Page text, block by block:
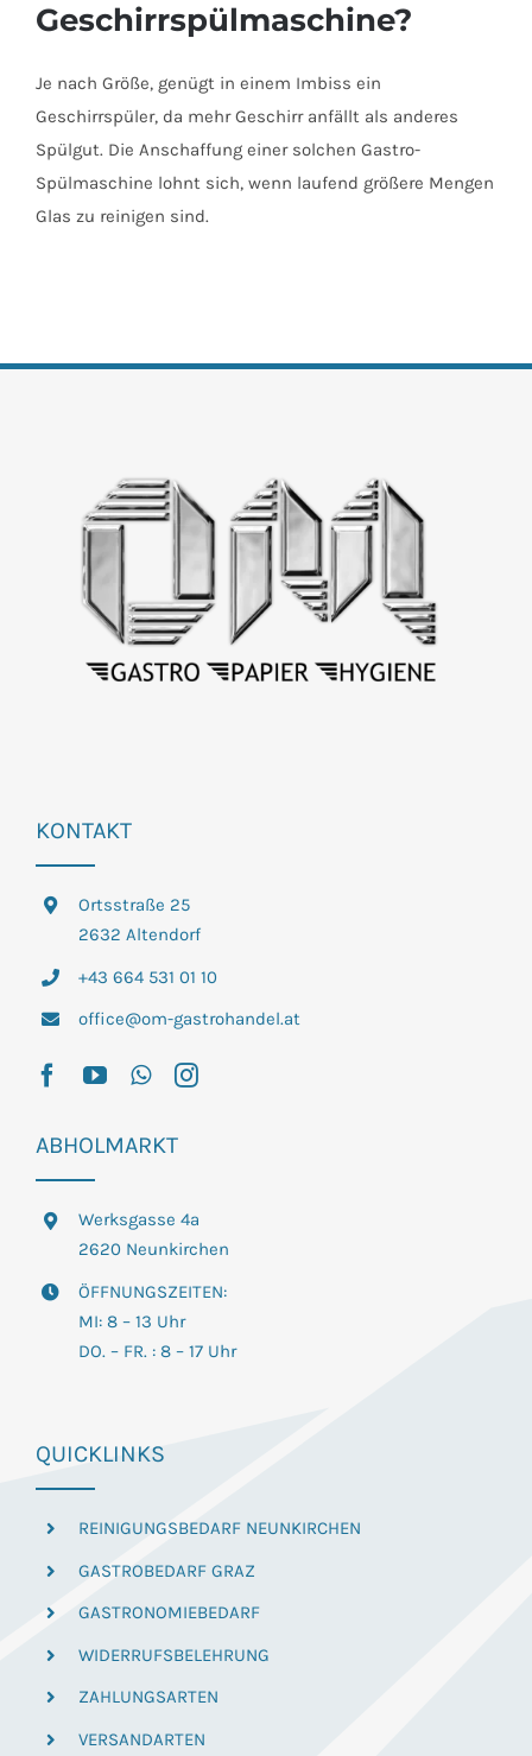
Geschirrspülmaschine?
Je nach Größe, genügt in einem Imbiss ein
Geschirrspüler, da mehr Geschirr anfällt als anderes
Spülgut. Die Anschaffung einer solchen Gastro-
Spülmaschine lohnt sich, wenn laufend größere Mengen
Glas zu reinigen sind.
KONTAKT
Ortsstraße 25
2632 Altendorf
+43 664 531 01 10
office@om-gastrohandel.at
ABHOLMARKT
Werksgasse 4a
2620 Neunkirchen
ÖFFNUNGSZEITEN:
MI: 8 – 13 Uhr
DO. – FR. : 8 – 17 Uhr
QUICKLINKS
REINIGUNGSBEDARF NEUNKIRCHEN
GASTROBEDARF GRAZ
GASTRONOMIEBEDARF
WIDERRUFSBELEHRUNG
ZAHLUNGSARTEN
VERSANDARTEN